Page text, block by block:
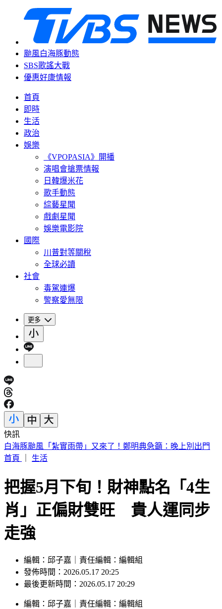
颱風白海豚動態
SBS歌謠大戰
優惠好康情報
首頁
即時
生活
政治
娛樂
《VPOPASIA》開播
演唱會搶票情報
日韓爆米花
歌手動態
綜藝星聞
戲劇星聞
娛樂電影院
國際
川普對等關稅
全球必讀
社會
毒駕連爆
警察愛無限
更多
快訊
別只看台積電！ 外媒點名「2檔AI設備股」快上車
首頁
生活
把握5月下旬！財神點名「4生
肖」正偏財雙旺 貴人運同步
走強
編輯：邱子嘉｜責任編輯：編輯組
發佈時間：2026.05.17 20:25
最後更新時間：2026.05.17 20:29
編輯 ： 邱子嘉 責任編輯 ： 編輯組